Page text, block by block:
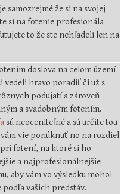
samozrejmé že si na svojej
si na fotenie profesionála
to že ste nehľadeli len na
doslova na celom území
vedeli hravo poradiť či už s
podujatí a zároveň
a svadobným fotením.
sú neoceniteľné a sú určite tou
vie ponúknuť no na rozdiel
fotení, na ktoré si ho
a najprofesionálnejšie
aby vám vo výsledku mohol
vašich predstáv.